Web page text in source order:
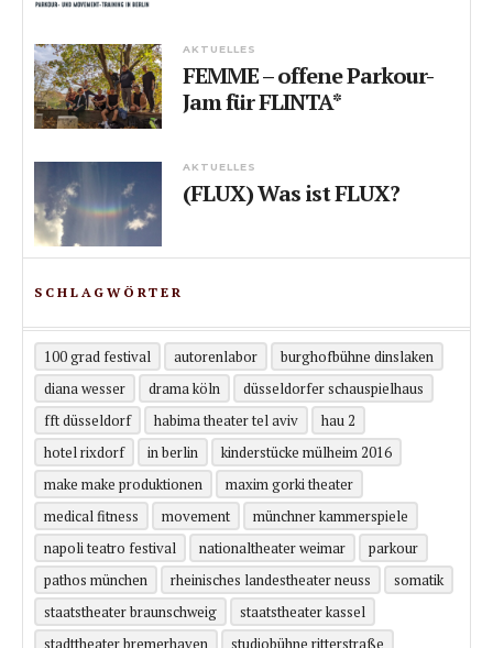
AKTUELLES
FEMME – offene Parkour-
Jam für FLINTA*
AKTUELLES
(FLUX) Was ist FLUX?
SCHLAGWÖRTER
100 grad festival autorenlabor
burghofbühne dinslaken
diana wesser
drama köln
düsseldorfer schauspielhaus
fft düsseldorf
habima theater tel aviv
hau 2
hotel rixdorf
in berlin
kinderstücke mülheim 2016
make make produktionen
maxim gorki theater
medical fitness
movement
münchner kammerspiele
napoli teatro festival
nationaltheater weimar
parkour
pathos münchen
rheinisches landestheater neuss
somatik
staatstheater braunschweig
staatstheater kassel
stadttheater bremerhaven
studiobühne ritterstraße